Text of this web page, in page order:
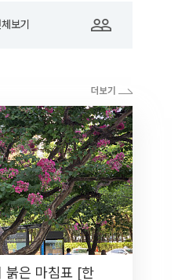
보기
붉은 마침표 [한